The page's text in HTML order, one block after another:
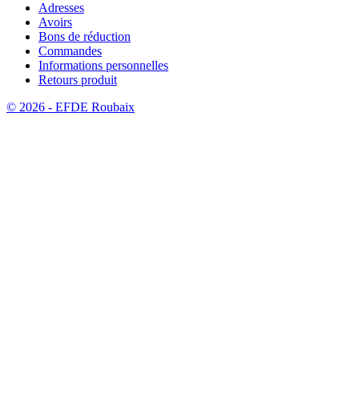
Adresses
Avoirs
Bons de réduction
Commandes
Informations personnelles
Retours produit
© 2026 - EFDE Roubaix